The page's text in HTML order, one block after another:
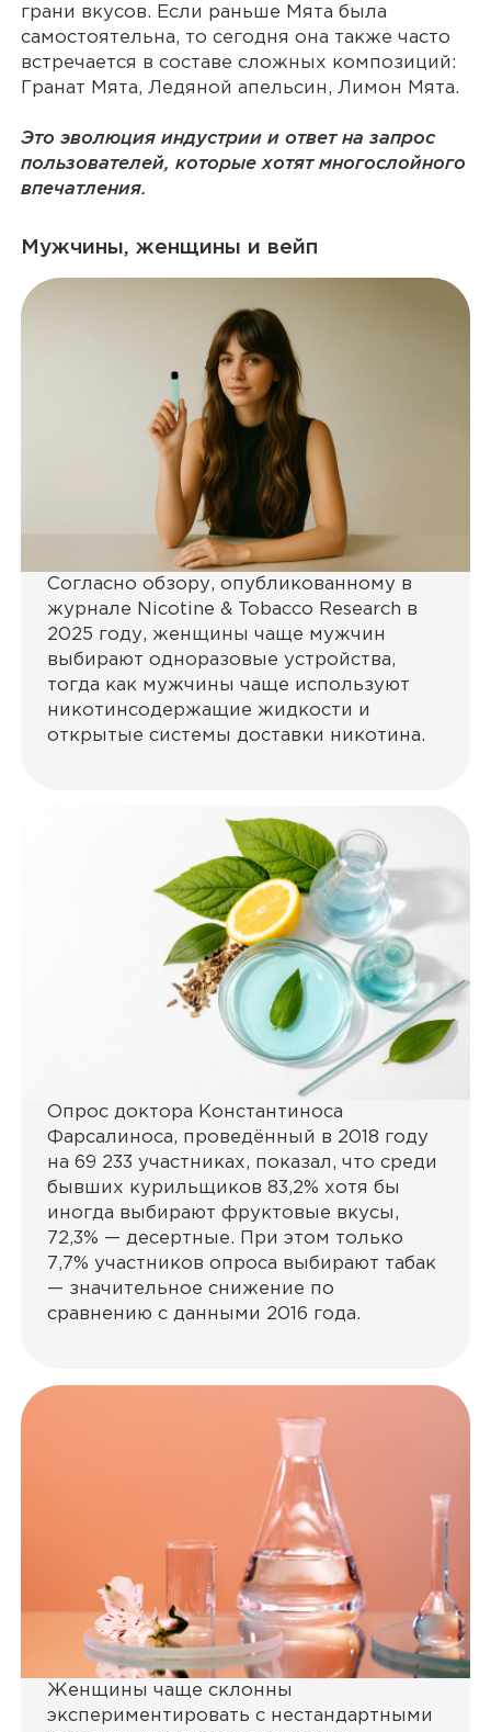
грани вкусов. Если раньше Мята была
самостоятельна, то сегодня она также часто
встречается в составе сложных композиций:
Гранат Мята, Ледяной апельсин, Лимон Мята.
Это эволюция индустрии и ответ на запрос
пользователей, которые хотят многослойного
впечатления.
Мужчины, женщины и вейп
Согласно обзору, опубликованному в
журнале Nicotine & Tobacco Research в
2025 году, женщины чаще мужчин
выбирают одноразовые устройства,
тогда как мужчины чаще используют
никотинсодержащие жидкости и
открытые системы доставки никотина.
Опрос доктора Константиноса
Фарсалиноса, проведённый в 2018 году
на 69 233 участниках, показал, что среди
бывших курильщиков 83,2% хотя бы
иногда выбирают фруктовые вкусы,
72,3% — десертные. При этом только
7,7% участников опроса выбирают табак
— значительное снижение по
сравнению с данными 2016 года.
Женщины чаще склонны
экспериментировать с нестандартными